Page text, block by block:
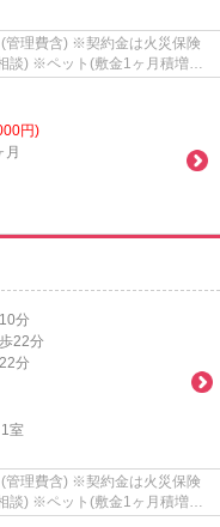
理費含) ※契約金は火災保険
談) ※ペット(敷金1ヶ月積増償
円)
月
分
22分
分
1室
理費含) ※契約金は火災保険
談) ※ペット(敷金1ヶ月積増償